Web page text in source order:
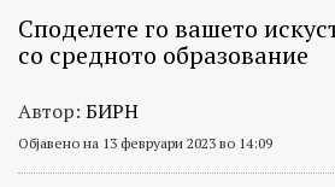
Споделете го вашето
со средното образование
Автор: БИРН
Објавено на 13 февруари 2023 во 14:09